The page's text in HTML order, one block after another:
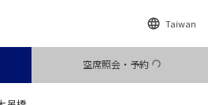
Taiwan
空席照会・予約